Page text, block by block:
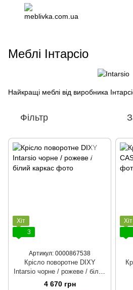
Меблі Інтарсіо
Найкращі меблі від виробника
Фільтр
Хіт
3
Артикул: 0000867538
Крісло поворотне DIXY
Intarsio чорне / рожеве / білий
каркас
4 670 грн
Хіт